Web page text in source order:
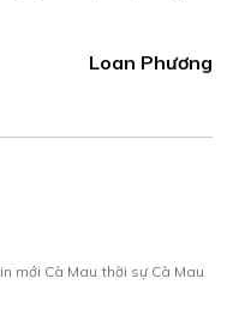
Loan Phương
mới Cà Mau thời sự Cà Mau